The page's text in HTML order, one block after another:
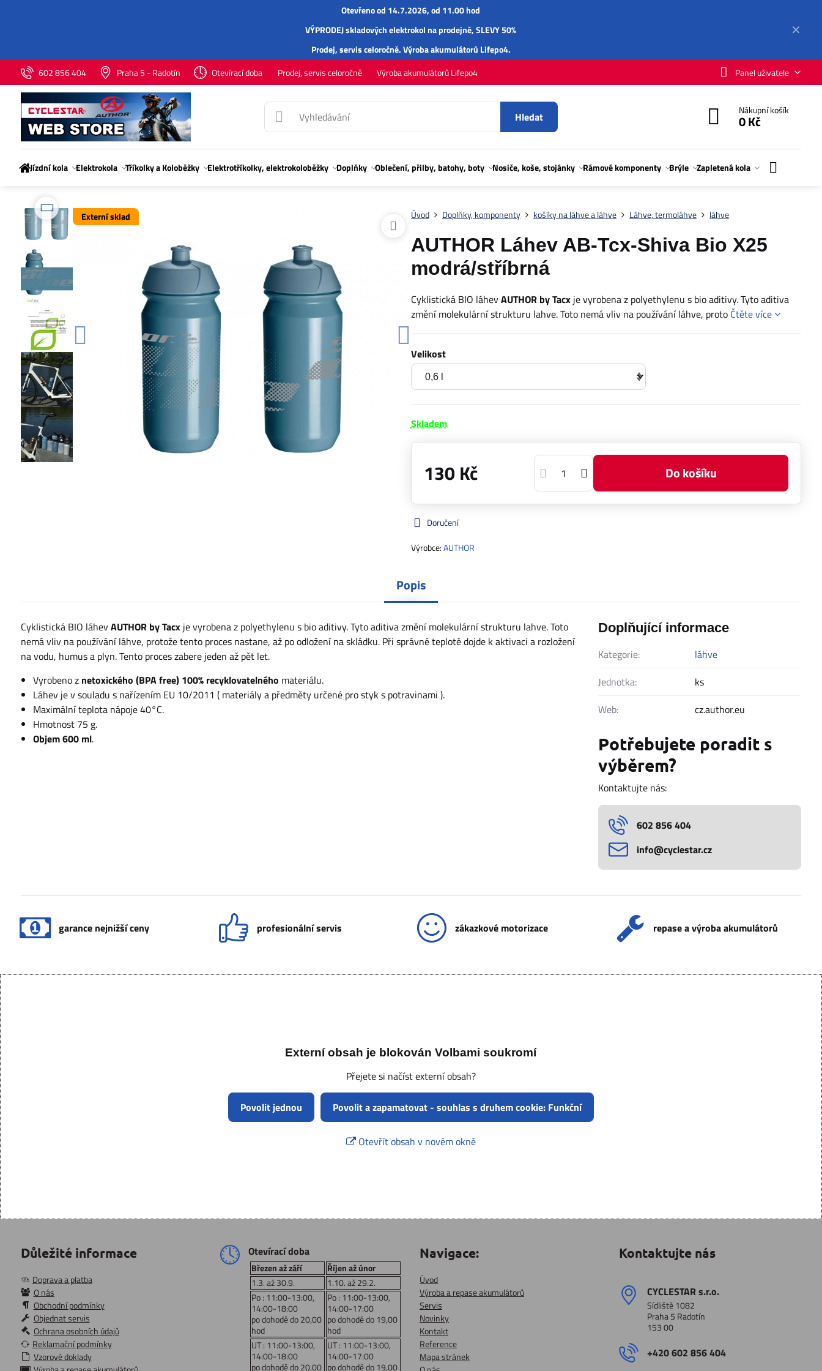
✕
Otevřeno od 14.7.2026, od 11.00 hod
VÝPRODEJ skladových elektrokol na prodejně, SLEVY 50%
Prodej,servisceloročně.Výroba akumulátorů Lifepo4.
602 856 404
Praha 5 - Radotín Otevírací doba Prodej, servis celoročně Výroba akumulátorů Lifepo4 Panel uživatele
Hledat Nákupní košík
0 Kč
Jízdní kola Elektrokola Tříkolky a Koloběžky Elektrotříkolky, elektrokoloběžky Doplňky Oblečení, přilby, batohy, boty Nosiče, koše, stojánky Rámové komponenty Brýle Zapletená kola
Externí sklad Úvod Doplňky, komponenty košíky na láhve a láhve Láhve, termoláhve láhve
AUTHOR Láhev AB-Tcx-Shiva Bio X25
modrá/stříbrná
Cyklistická BIO láhevAUTHOR by Tacxje vyrobena z polyethylenu s bio aditivy. Tyto aditiva
změní molekulární strukturu lahve. Toto nemá vliv na používání láhve, proto Čtěte více
Velikost
Skladem
130 Kč Do košíku
Doručení
Výrobce:AUTHOR
Popis
Cyklistická BIO láhevAUTHOR by Tacxje vyrobena z polyethylenu s bio aditivy. Tyto aditiva změní molekulární strukturu lahve. Toto
nemá vliv na používání láhve, protože tento proces nastane, až po odložení na skládku. Při správné teplotě dojde k aktivaci a rozložení
na vodu, humus a plyn. Tento proces zabere jeden až pět let.
Vyrobeno z netoxického (BPA free) 100% recyklovatelného materiálu.
Láhev je v souladu s nařízením EU 10/2011 ( materiály a předměty určené pro styk s potravinami ).
Maximální teplota nápoje 40°C.
Hmotnost 75 g.
Objem 600 ml.
Doplňující informace
Kategorie:
láhve
Jednotka:
ks
Web:
cz.author.eu
Potřebujete poradit s
výběrem?
Kontaktujte nás:
602 856 404
info​@cyclestar​.cz
garance nejnižší ceny profesionální servis zákazkové motorizace repase a výroba akumulátorů
Externí obsah je blokován Volbami soukromí
Přejete si načíst externí obsah?
Povolit jednou Povolit a zapamatovat - souhlas s druhem cookie: Funkční
Otevřít obsah v novém okně
Důležité informace
Doprava a platba
O nás
Obchodní podmínky
Objednat servis
Ochrana osobních údajů
Reklamační podmínky
Vzorové doklady
Otevírací doba
Březen až září
Říjen až únor
1.3. až 30.9.
1.10. až 29.2.
Po : 11:00-13:00,
14:00-18:00
po dohodě do 20,00
hod
Po : 11:00-13:00,
14:00-17:00
po dohodě do 19,00
hod
UT : 11:00-13:00,
14:00-18:00
po dohodě do 20,00
UT : 11:00-13:00,
14:00-17:00
po dohodě do 19,00
Navigace:
Úvod
Výroba a repase akumulátorů
Servis
Novinky
Kontakt
Reference
Mapa stránek
Kontaktujte nás
CYCLESTAR s​.r​.o​.
Sídliště 1082
Praha 5 Radotín
153 00
+420 602 856 404